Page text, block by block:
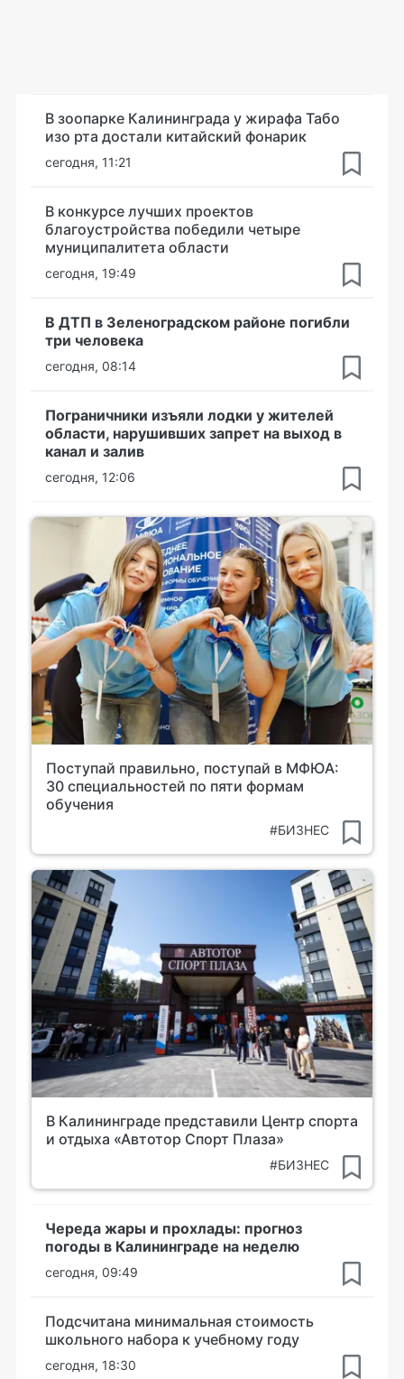
В зоопарке Калининграда у жирафа Табо
изо рта достали китайский фонарик
сегодня, 11:21
В конкурсе лучших проектов
благоустройства победили четыре
муниципалитета области
сегодня, 19:49
В ДТП в Зеленоградском районе погибли
три человека
сегодня, 08:14
Пограничники изъяли лодки у жителей
области, нарушивших запрет на выход в
канал и залив
сегодня, 12:06
Поступай правильно, поступай в МФЮА:
30 специальностей по пяти формам
обучения
#БИЗНЕС
В Калининграде представили Центр спорта
и отдыха «Автотор Спорт Плаза»
#БИЗНЕС
Череда жары и прохлады: прогноз
погоды в Калининграде на неделю
сегодня, 09:49
Подсчитана минимальная стоимость
школьного набора к учебному году
сегодня, 18:30